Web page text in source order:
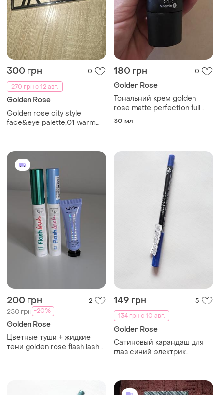
300 грн
0
270 грн с 12 авг.
Golden Rose
Golden rose city style
face&eye palette,01 warm
180 грн 0
Golden Rose
Тональний крем golden
rose matte perfection full
coverage foundation 35ml
30 мл
200 грн 2
250 грн -20%
Golden Rose
Цветные туши + жидкие
тени golden rose flash lash
149 грн
5
134 грн с 10 авг.
Golden Rose
Сатиновый карандаш для
глаз синий электрик
pencil карандаш контурный
гелевый подводка синяя